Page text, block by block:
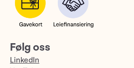
Følg oss
LinkedIn